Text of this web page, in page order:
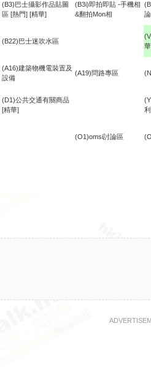
(B3)巴士攝影作品貼圖
區 [熱門] [精華]
(B3i)即拍即貼 -手機相
&翻拍Mon相
論
(B22)巴士迷吹水區
(A16)建築物機電裝置及
設備
(A19)問路專區
(D1)公共交通有關商品
[精華]
(O1)omsi討論區